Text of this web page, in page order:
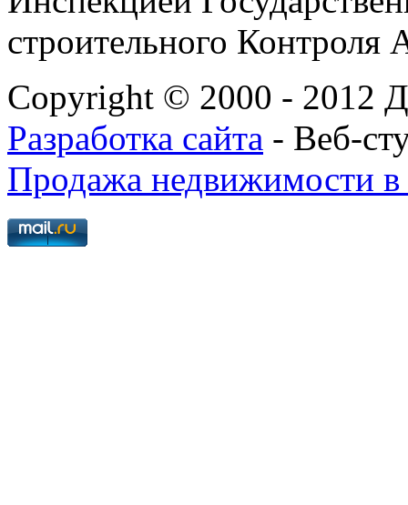
строительного Контроля
Copyright © 2000 - 2012
Разработка сайта - Веб-
Продажа недвижимости